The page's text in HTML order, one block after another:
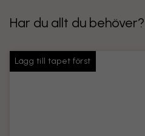
Har du allt du behöver?
Lägg till tapet först